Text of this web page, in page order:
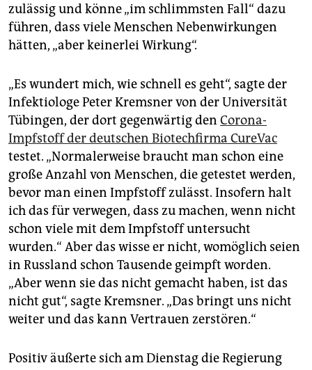
zulässig und könne „im schlimmsten Fall“ dazu
führen, dass viele Menschen Nebenwirkungen
hätten, „aber keinerlei Wirkung“.
„Es wundert mich, wie schnell es geht“, sagte der
Infektiologe Peter Kremsner von der Universität
Tübingen, der dort gegenwärtig den Corona-
Impfstoff der deutschen Biotechfirma CureVac
testet. „Normalerweise braucht man schon eine
große Anzahl von Menschen, die getestet werden,
bevor man einen Impfstoff zulässt. Insofern halt
ich das für verwegen, dass zu machen, wenn nicht
schon viele mit dem Impfstoff untersucht
wurden.“ Aber das wisse er nicht, womöglich seien
in Russland schon Tausende geimpft worden.
„Aber wenn sie das nicht gemacht haben, ist das
nicht gut“, sagte Kremsner. „Das bringt uns nicht
weiter und das kann Vertrauen zerstören.“
Positiv äußerte sich am Dienstag die Regierung